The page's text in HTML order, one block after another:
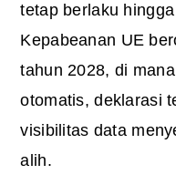
tetap berlaku
Kepabeanan UE
tahun 2028, di
otomatis, deklarasi
visibilitas data
alih.